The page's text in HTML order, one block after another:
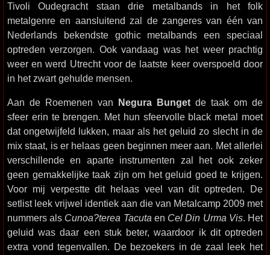
Tivoli Oudegracht staan drie metalbands in het folk
metalgenre en aansluitend zal de zangeres van één van
Nederlands bekendste gothic metalbands een speciaal
optreden verzorgen. Ook vandaag was het weer prachtig
weer en werd Utrecht voor de laatste keer overspoeld door
in het zwart gehulde mensen.
Aan de Roemenen van Negura Bunget de taak om de
sfeer erin te brengen. Met hun sfeervolle black metal moet
dat ongetwijfeld lukken, maar als het geluid zo slecht in de
mix staat, is er helaas geen beginnen meer aan. Met allerlei
verschillende en aparte instrumenten zal het ook zeker
geen gemakkelijke taak zijn om het geluid goed te krijgen.
Voor mij verpestte dit helaas veel van dit optreden. De
setlist leek vrijwel identiek aan die van Metalcamp 2009 met
nummers als Cunoa?terea Tacuta en Cel Din Urma Vis. Het
geluid was daar een stuk beter, waardoor ik dit optreden
extra vond tegenvallen. De bezoekers in de zaal leek het